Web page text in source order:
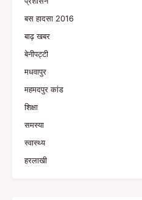
बस हादसा 2016
बाढ़ खबर
बेनीपट्टी
मधवापुर
महमदपुर कांड
शिक्षा
समस्या
स्वास्थ्य
हरलाखी